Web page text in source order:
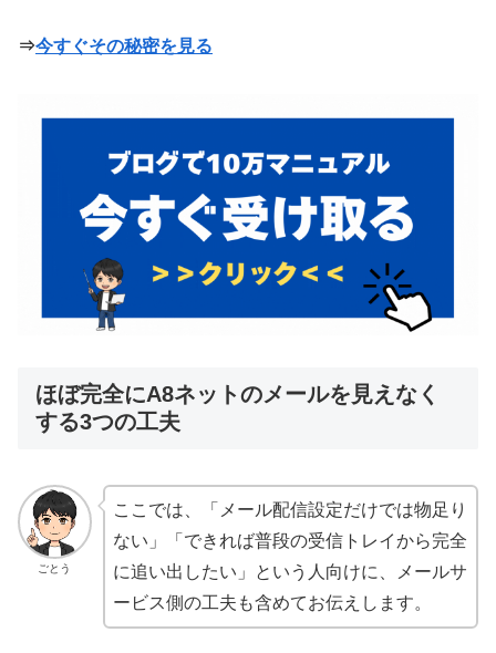
⇒今すぐその秘密を見る
ほぼ完全にA8ネットのメールを見えなく
する3つの工夫
ごとう
ここでは、「メール配信設定だけでは物足り
ない」「できれば普段の受信トレイから完全
に追い出したい」という人向けに、メールサ
ービス側の工夫も含めてお伝えします。